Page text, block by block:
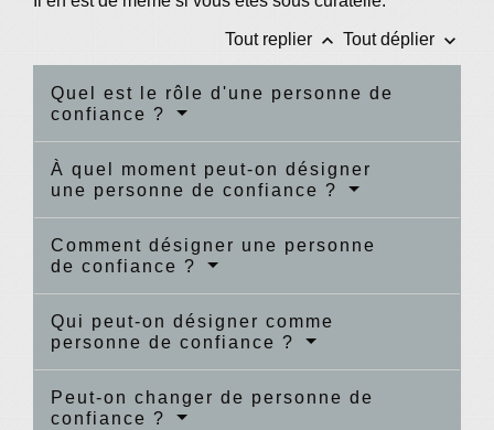
Tout replier keyboard_arrow_up Tout déplier keyboard_arrow_down
Quel est le rôle d'une personne de
confiance ?
À quel moment peut-on désigner
une personne de confiance ?
Comment désigner une personne
de confiance ?
Qui peut-on désigner comme
personne de confiance ?
Peut-on changer de personne de
confiance ?